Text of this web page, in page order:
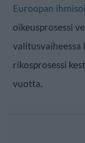
Euroopan
oikeusprosessi
valitusvaiheessa
rikosprosessi
vuotta.